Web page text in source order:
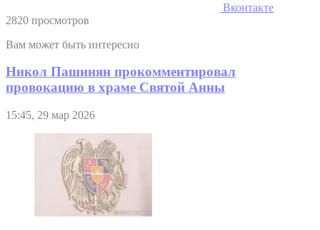
Вконтакте
2820 просмотров
Вам может быть интересно
Никол Пашинян прокомментировал
провокацию в храме Святой Анны
15:45, 29 мар 2026